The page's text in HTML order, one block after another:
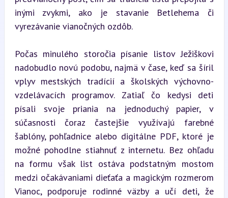
inými zvykmi, ako je stavanie Betlehema či
vyrezávanie vianočných ozdôb.
Počas minulého storočia písanie listov Ježiškovi
nadobudlo novú podobu, najmä v čase, keď sa šíril
vplyv mestských tradícií a školských výchovno-
vzdelávacích programov. Zatiaľ čo kedysi deti
písali svoje priania na jednoduchý papier, v
súčasnosti čoraz častejšie využívajú farebné
šablóny, pohľadnice alebo digitálne PDF, ktoré je
možné pohodlne stiahnuť z internetu. Bez ohľadu
na formu však list ostáva podstatným mostom
medzi očakávaniami dieťaťa a magickým rozmerom
Vianoc, podporuje rodinné väzby a učí deti, že